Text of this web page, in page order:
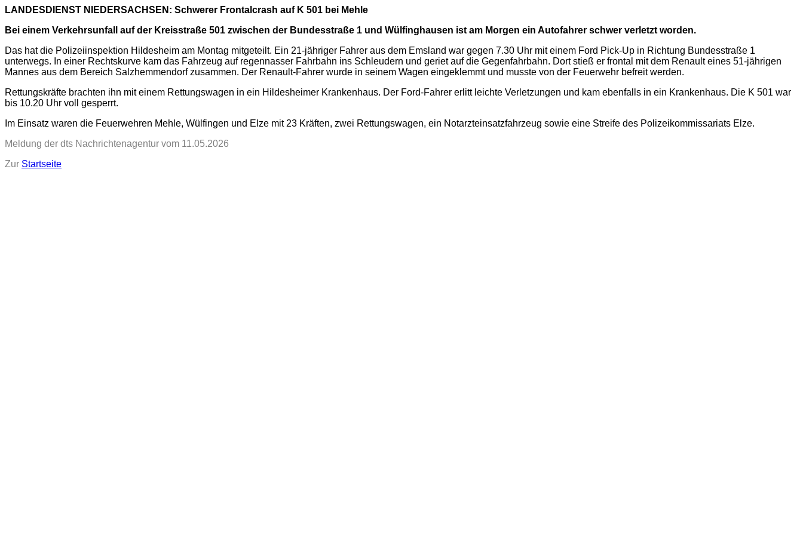
LANDESDIENST NIEDERSACHSEN: Schwerer Frontalcrash auf K 501 bei Mehle
Bei einem Verkehrsunfall auf der Kreisstraße 501 zwischen der Bundesstraße 1 und Wülfinghausen ist am Morgen ein Autofahrer schwer verletzt worden.
Das hat die Polizeiinspektion Hildesheim am Montag mitgeteilt. Ein 21-jähriger Fahrer aus dem Emsland war gegen 7.30 Uhr mit einem Ford Pick-Up in Richtung Bundesstraße 1
unterwegs. In einer Rechtskurve kam das Fahrzeug auf regennasser Fahrbahn ins Schleudern und geriet auf die Gegenfahrbahn. Dort stieß er frontal mit dem Renault eines 51-jährigen
Mannes aus dem Bereich Salzhemmendorf zusammen. Der Renault-Fahrer wurde in seinem Wagen eingeklemmt und musste von der Feuerwehr befreit werden.
Rettungskräfte brachten ihn mit einem Rettungswagen in ein Hildesheimer Krankenhaus. Der Ford-Fahrer erlitt leichte Verletzungen und kam ebenfalls in ein Krankenhaus. Die K 501 war
bis 10.20 Uhr voll gesperrt.
Im Einsatz waren die Feuerwehren Mehle, Wülfingen und Elze mit 23 Kräften, zwei Rettungswagen, ein Notarzteinsatzfahrzeug sowie eine Streife des Polizeikommissariats Elze.
Meldung der dts Nachrichtenagentur vom 11.05.2026
Zur Startseite